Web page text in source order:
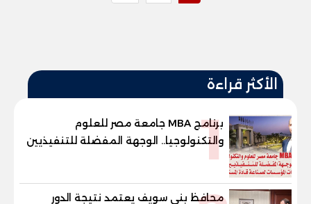
الأكثر قراءة
1
برنامج MBA جامعة مصر للعلوم
والتكنولوجيا.. الوجهة المفضلة للتنفيذيين
وقيادات المؤسسات لصناعة قادة
محافظ بني سويف يعتمد نتيجة الدور